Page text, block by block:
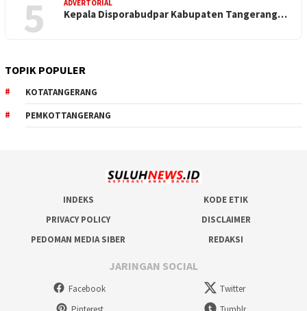
5 ADVERTORIAL
Kepala Disporabudpar Kabupaten Tangerang…
TOPIK POPULER
KOTATANGERANG
PEMKOTTANGERANG
INDEKS
KODE ETIK
PRIVACY POLICY
DISCLAIMER
PEDOMAN MEDIA SIBER
REDAKSI
JARINGAN SOCIAL
Facebook
Twitter